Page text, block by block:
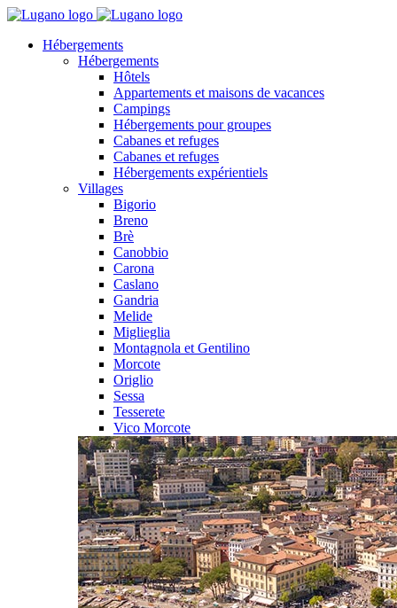
Hébergements
Hébergements
Hôtels
Appartements et maisons de vacances
Campings
Hébergements pour groupes
Cabanes et refuges
Cabanes et refuges
Hébergements expérientiels
Villages
Bigorio
Breno
Brè
Canobbio
Carona
Caslano
Gandria
Melide
Miglieglia
Montagnola et Gentilino
Morcote
Origlio
Sessa
Tesserete
Vico Morcote